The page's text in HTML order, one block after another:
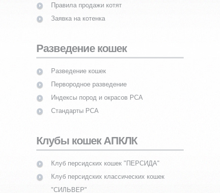
Правила продажи котят
Заявка на котенка
Разведение кошек
Разведение кошек
Первородное разведение
Индексы пород и окрасов PCA
Стандарты PCA
Клубы кошек АПКЛК
Клуб персидских кошек "ПЕРСИДА"
Клуб персидских классических кошек
"СИЛЬВЕР"